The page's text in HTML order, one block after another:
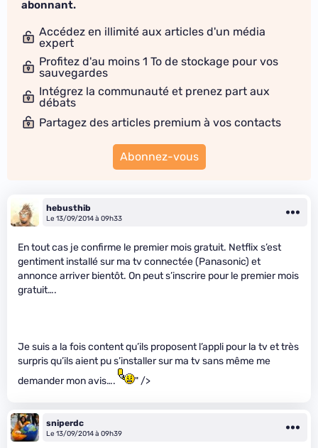
abonnant.
Accédez en illimité aux articles d'un média
expert
Profitez d'au moins 1 To de stockage pour vos
sauvegardes
Intégrez la communauté et prenez part aux
débats
Partagez des articles premium à vos contacts
Abonnez-vous
hebusthib
Le 13/09/2014 à 09h33
En tout cas je confirme le premier mois gratuit. Netflix s’est
gentiment installé sur ma tv connectée (Panasonic) et
annonce arriver bientôt. On peut s’inscrire pour le premier mois
gratuit….
Je suis a la fois content qu’ils proposent l’appli pour la tv et très
surpris qu’ils aient pu s’installer sur ma tv sans même me
demander mon avis….
" />
sniperdc
Le 13/09/2014 à 09h39